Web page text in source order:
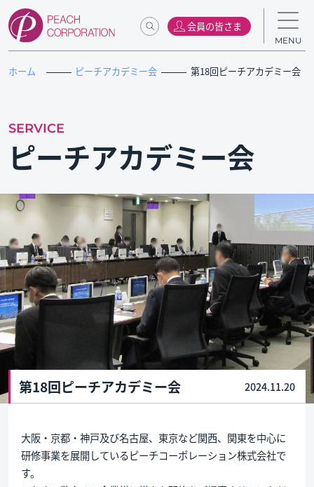
会員の皆さま
MENU
ホーム ピーチアカデミー会 第18回ピーチアカデミー会
SERVICE
ピーチアカデミー会
第18回ピーチアカデミー会 2024.11.20
大阪・京都・神戸及び名古屋、東京など関西、関東を中心に
研修事業を展開しているピーチコーポレーション株式会社で
す。